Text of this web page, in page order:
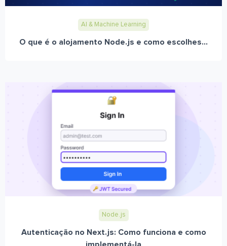
AI & Machine Learning
O que é o alojamento Node.js e como escolhes...
Node.js
Autenticação no Next.js: Como funciona e como